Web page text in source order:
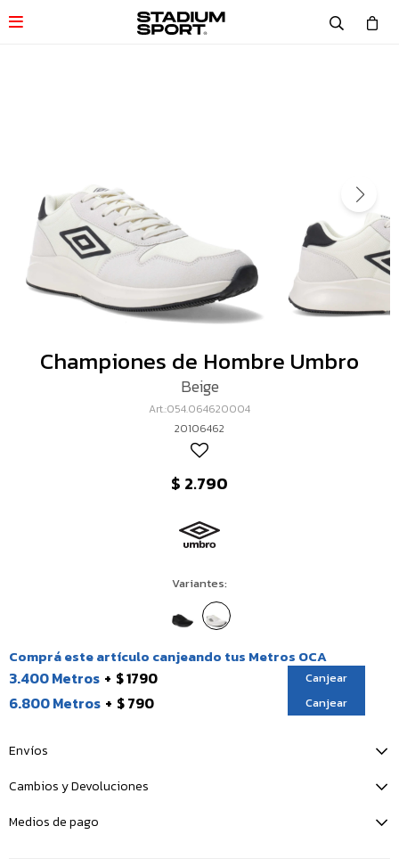

Championes de Hombre Umbro
Beige
054.064620004
20106462
$ 2.790
Variantes:
Comprá este artículo canjeando tus Metros OCA
3.400 Metros $ 1790 Canjear
6.800 Metros $ 790 Canjear
Envíos
Cambios y Devoluciones
Medios de pago